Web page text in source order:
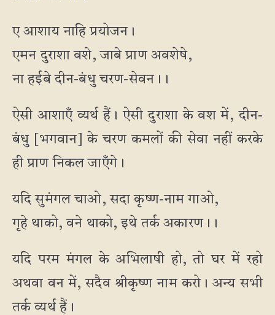
ए आशाय नाहि प्रयोजन।
एमन दुराशा वशे, जाबे प्राण अवशेषे,
ना हईबे दीन-बंधु चरण-सेवन।।
ऐसी आशाएँ व्यर्थ हैं। ऐसी दुराशा के वश में, दीन-
बंधु [भगवान] के चरण कमलों की सेवा नहीं करके
ही प्राण निकल जाएँगे।
यदि सुमंगल चाओ, सदा कृष्ण-नाम गाओ,
गृहे थाको, वने थाको, इथे तर्क अकारण।।
यदि परम मंगल के अभिलाषी हो, तो घर में रहो
अथवा वन में, सदैव श्रीकृष्ण नाम करो। अन्य सभी
तर्क व्यर्थ हैं।